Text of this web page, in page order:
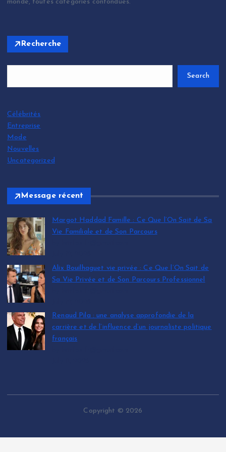
monde, toutes catégories confondues.
Recherche
Search
Célébrités
Entreprise
Mode
Nouvelles
Uncategorized
Message récent
Margot Haddad Famille : Ce Que l’On Sait de Sa
Vie Familiale et de Son Parcours
Alix Bouilhaguet vie privée : Ce Que l’On Sait de
Sa Vie Privée et de Son Parcours Professionnel
Renaud Pila : une analyse approfondie de la
carrière et de l’influence d’un journaliste politique
français
Copyright © 2026